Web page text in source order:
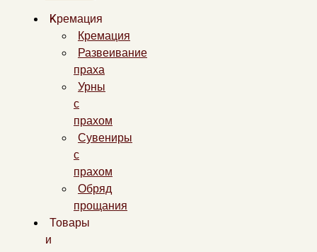
Kремация
Кремация
Развеивание
праха
Урны
с
прахом
Сувениры
с
прахом
Обряд
прощания
Товары
и